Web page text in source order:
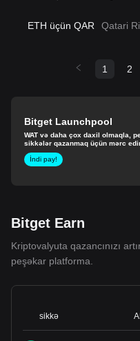
ETH üçün QAR Qatari
1 2
Bitget Launchpool
WAT və daha çox daxil olmaqla,
sikkələr qazanmaq üçün mərc
İndi pay!
Bitget Earn
Kriptovalyuta qazancınızı
peşəkar platforma.
sikkə